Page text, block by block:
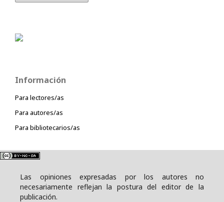
Información
Para lectores/as
Para autores/as
Para bibliotecarios/as
Las opiniones expresadas por los autores no
necesariamente reflejan la postura del editor de la
publicación.